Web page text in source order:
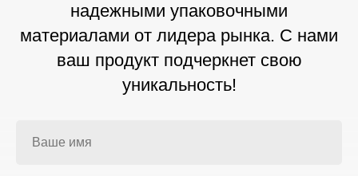
надежными упаковочными
материалами от лидера рынка. С нами
ваш продукт подчеркнет свою
уникальность!